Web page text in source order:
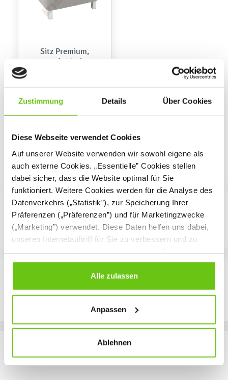
Zustimmung Details Über Cookies
Diese Webseite verwendet Cookies
Auf unserer Website verwenden wir sowohl eigene als
auch externe Cookies. „Essentielle” Cookies stellen
dabei sicher, dass die Website optimal für Sie
funktioniert. Weitere Cookies werden für die Analyse des
Datenverkehrs („Statistik”), zur Speicherung Ihrer
Präferenzen („Präferenzen”) und für Marketingzwecke
(„Marketing”) verwendet. Diese Daten helfen uns dabei,
unseren Internetauftriff für Sie zu verbessern und zu
Cookies Sie erlauben. Verweigern Sie Ihre Zustimmung,
wählen Sie „Alle ablehnen” – in diesem Fall werden nur
Daten verarbeitet, die für den Besuch unserer Website
jederzeit ändern, indem Sie auf die Schaltfläche unten
links klicken. Weitere Informationen zur Datennutzung
Alle zulassen
Anpassen
Ablehnen
Sitz Premium,
quadratisch,
229,90 €